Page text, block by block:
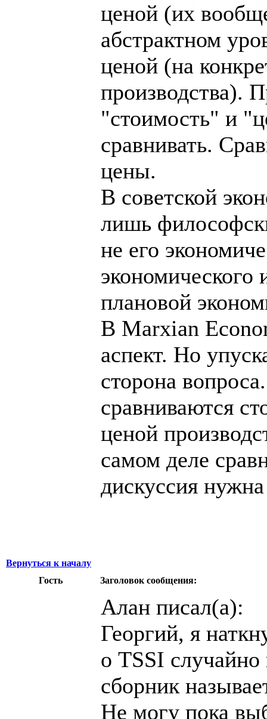
ценой (их
абстрактном
ценой (на
производства).
"стоимость" и
сравнивать.
цены.
В советской
лишь
не его
экономического
плановой
В Marxian
аспект. Но
сторона
сравниваются
ценой
самом деле
дискуссия
Вернуться к началу
Гость
Заголовок сообщения:
Алан писал(а):
Георгий, я
о TSSI
сборник
Не могу пока